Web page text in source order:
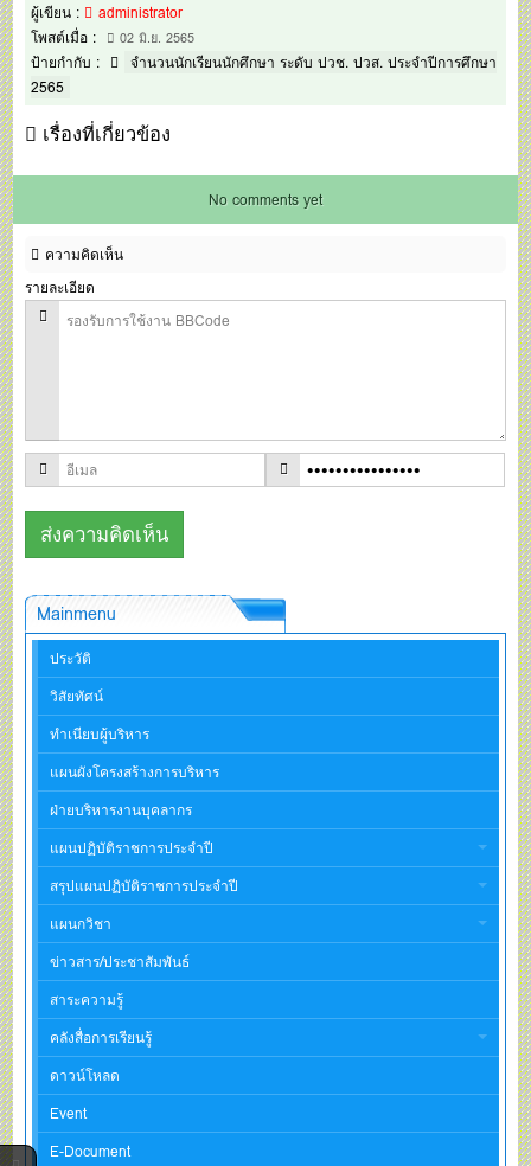
ผู้เขียน :
administrator
โพสต์เมื่อ :
02 มิ.ย. 2565
ป้ายกำกับ :
จำนวนนักเรียนนักศึกษา ระดับ ปวช. ปวส. ประจำปีการศึกษา
2565
เรื่องที่เกี่ยวข้อง
No comments yet
ความคิดเห็น
รายละเอียด
Mainmenu
ประวัติ
วิสัยทัศน์
ทำเนียบผู้บริหาร
แผนผังโครงสร้างการบริหาร
ฝ่ายบริหารงานบุคลากร
แผนปฏิบัติราชการประจำปี
สรุปแผนปฏิบัติราชการประจำปี
แผนกวิชา
ข่าวสาร/ประชาสัมพันธ์
สาระความรู้
คลังสื่อการเรียนรู้
ดาวน์โหลด
Event
E-Document